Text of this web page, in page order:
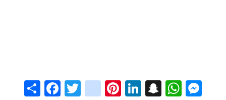
ShareFacebook
Twitter
instagram
Pinterest
LinkedIn
Snapchat